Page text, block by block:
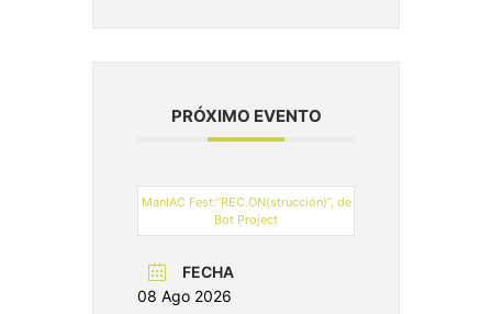
PRÓXIMO EVENTO
ManIAC Fest:“REC.ON(strucción)”, de
Bot Project
FECHA
08 Ago 2026